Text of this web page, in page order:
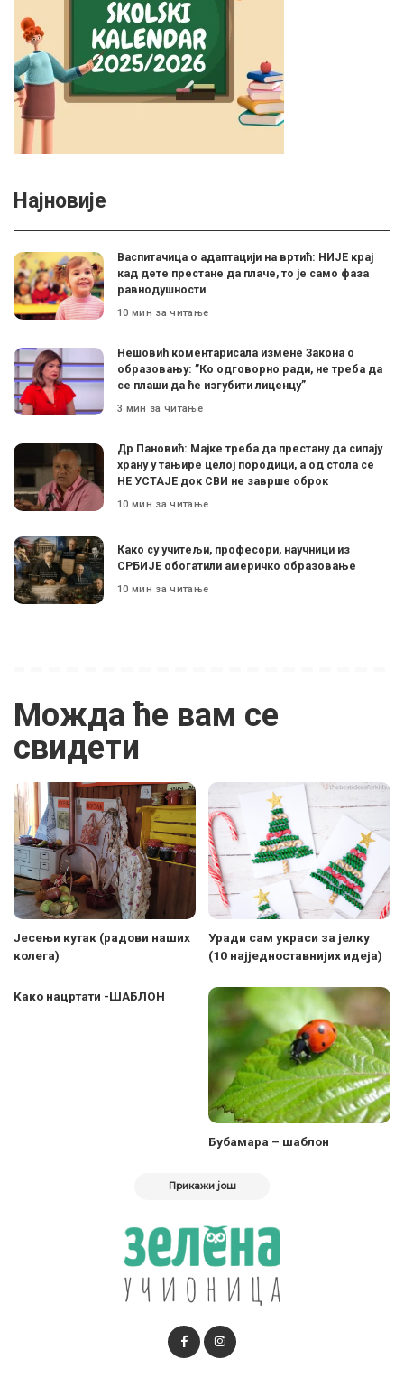
Најновије
Васпитачица о адаптацији на вртић: НИЈЕ крај
кад дете престане да плаче, то је само фаза
равнодушности
10 мин за читање
Нешовић коментарисала измене Закона о
образовању: ”Ко одговорно ради, не треба да
се плаши да ће изгубити лиценцу”
3 мин за читање
Др Пановић: Мајке треба да престану да сипају
храну у тањире целој породици, а од стола се
НЕ УСТАЈЕ док СВИ не заврше оброк
10 мин за читање
Како су учитељи, професори, научници из
СРБИЈЕ обогатили америчко образовање
10 мин за читање
Можда ће вам се
свидети
Јесењи кутак (радови наших
колега)
Уради сам украси за јелку
(10 најједноставнијих идеја)
Kако нацртати -ШАБЛОН
Бубамара – шаблон
Прикажи још